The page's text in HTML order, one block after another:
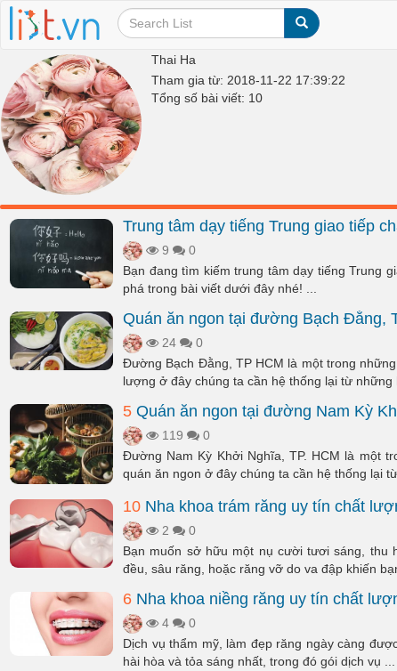
Thai Ha
Tham gia từ: 2018-11-22 17:39:22
Tổng số bài viết: 10
Trung tâm dạy tiếng Trung giao tiếp
9
0
Bạn đang tìm kiếm trung tâm dạy tiếng Trung
phá trong bài viết dưới đây nhé! ...
Quán ăn ngon tại đường Bạch Đằng,
24
0
Đường Bạch Đằng, TP HCM là một trong
lượng ở đây chúng ta cần hệ thống lại từ những
5 Quán ăn ngon tại đường Nam Kỳ
119
0
Đường Nam Kỳ Khởi Nghĩa, TP. HCM là một
quán ăn ngon ở đây chúng ta cần hệ thống lại từ
10 Nha khoa trám răng uy tín chất
2
0
Bạn muốn sở hữu một nụ cười tươi sáng, thu
đều, sâu răng, hoặc răng vỡ do va đập khiến
6 Nha khoa niềng răng uy tín chất
4
0
Dịch vụ thẩm mỹ, làm đẹp răng ngày càng
hài hòa và tỏa sáng nhất, trong đó gói dịch vụ ...